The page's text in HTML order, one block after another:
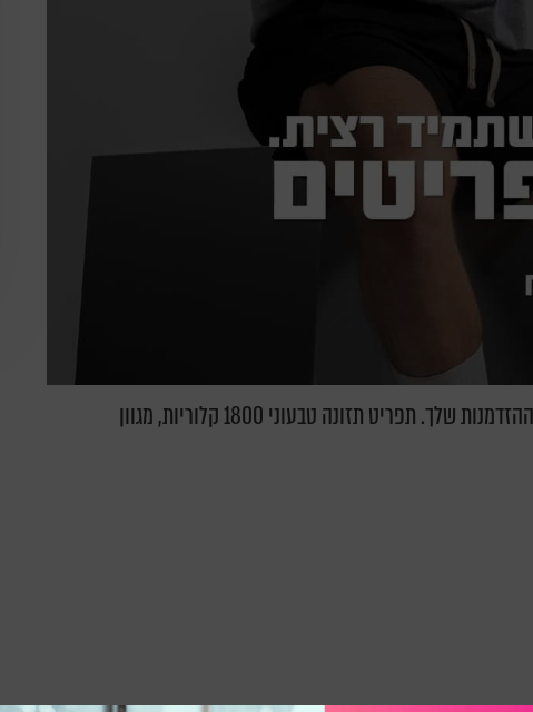
חשבת פעם להתחיל תזונה טבעונית? הנה ההזדמנות שלך. תפריט תזונה טבעוני 1800 קלוריות, מגוון